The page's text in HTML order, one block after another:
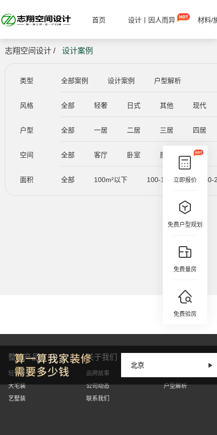
首页 设计丨因人而异 材料/
立即报价
免费户型规划
免费量房
免费验房
志翔空间设计 / 设计案例
类型 全部案例 设计案例 户型解析
风格 全部 轻奢 日式 其他 现代
户型 全部 一居 二居 三居 四居
空间 全部 客厅 卧室 厨房 餐厅
面积 全部 100m²以下 100-140m²
整装产品
轻奢装
大宅装
艺墅装
关于我们
品牌故事
公司动态
联系我们
户型解析